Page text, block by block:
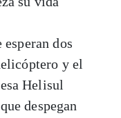
dos
y el
Helisul
despegan